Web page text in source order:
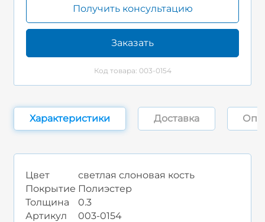
Получить консультацию
Заказать
Код товара: 003-0154
Характеристики Доставка
Цвет
светлая слоновая кость
Покрытие Полиэстер
Толщина
0.3
Артикул
003-0154